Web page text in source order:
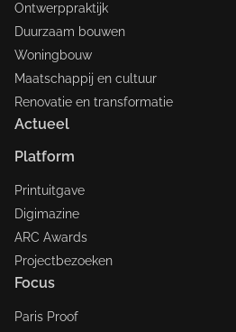
Ontwerppraktijk
Duurzaam bouwen
Woningbouw
Maatschappij en cultuur
Renovatie en transformatie
Actueel
Platform
Printuitgave
Digimazine
ARC Awards
Projectbezoeken
Focus
Paris Proof